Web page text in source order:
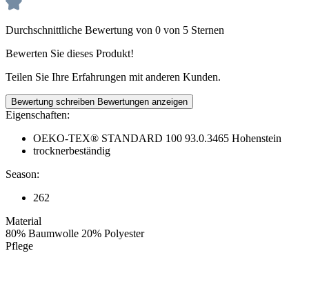
Durchschnittliche Bewertung von 0 von 5 Sternen
Bewerten Sie dieses Produkt!
Teilen Sie Ihre Erfahrungen mit anderen Kunden.
Bewertung schreiben Bewertungen anzeigen
Eigenschaften:
OEKO-TEX® STANDARD 100 93.0.3465 Hohenstein
trocknerbeständig
Season:
262
Material
80% Baumwolle 20% Polyester
Pflege